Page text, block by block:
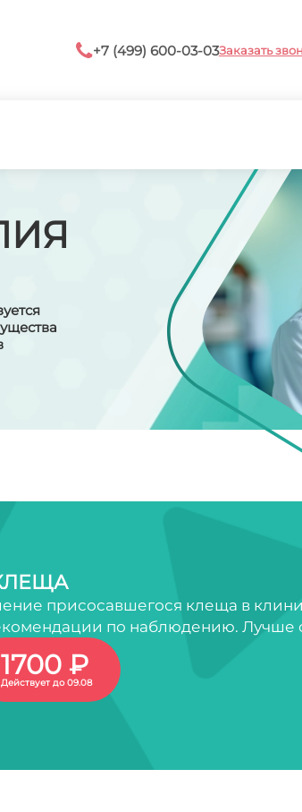
+7 (499) 600-03-03Заказать
присосавшегося клеща в
по наблюдению. Лучше
1700 ₽
Действует до 09.08